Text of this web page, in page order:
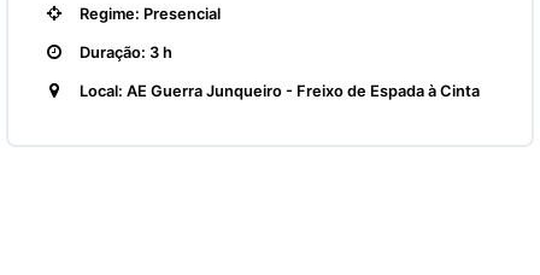
Regime: Presencial
Duração: 3 h
Local: AE Guerra Junqueiro - Freixo de Espada à Cinta